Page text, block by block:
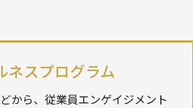
スプログラム
から、従業員エンゲイジメント